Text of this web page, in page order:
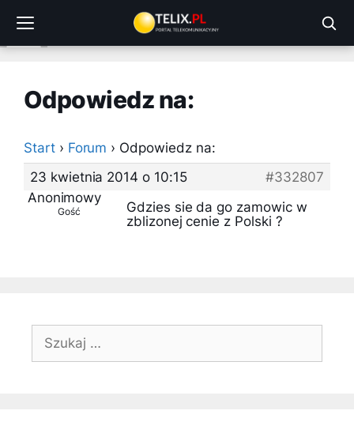
treści
Odpowiedz na:
Start › Forum › Odpowiedz na:
23 kwietnia 2014 o 10:15
#332807
Anonimowy
Gość
Gdzies sie da go zamowic w
zblizonej cenie z Polski ?
Szukaj: